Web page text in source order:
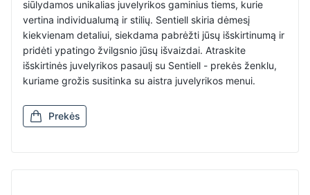
siūlydamos unikalias juvelyrikos gaminius tiems, kurie
vertina individualumą ir stilių. Sentiell skiria dėmesį
kiekvienam detaliui, siekdama pabrėžti jūsų išskirtinumą ir
pridėti ypatingo žvilgsnio jūsų išvaizdai. Atraskite
išskirtinės juvelyrikos pasaulį su Sentiell - prekės ženklu,
kuriame grožis susitinka su aistra juvelyrikos menui.
Prekės